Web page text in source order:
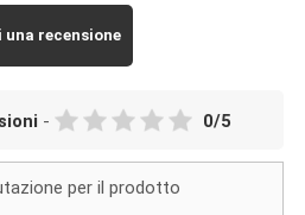
una recensione
- 0/5
per il prodotto